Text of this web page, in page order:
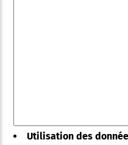
Utilisation des